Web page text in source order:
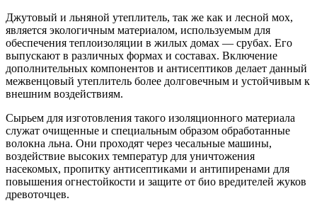
Джутовый и льняной утеплитель, так же как и лесной мох,
является экологичным материалом, используемым для
обеспечения теплоизоляции в жилых домах — срубах. Его
выпускают в различных формах и составах. Включение
дополнительных компонентов и антисептиков делает данный
межвенцовый утеплитель более долговечным и устойчивым к
внешним воздействиям.
Сырьем для изготовления такого изоляционного материала
служат очищенные и специальным образом обработанные
волокна льна. Они проходят через чесальные машины,
воздействие высоких температур для уничтожения
насекомых, пропитку антисептиками и антипиренами для
повышения огнестойкости и защите от био вредителей жуков
древоточцев.